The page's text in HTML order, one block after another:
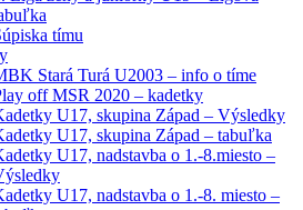
tímu
Stará Turá U2003 – info o tíme
off MSR 2020 – kadetky
U17, skupina Západ – Výsledky
U17, skupina Západ – tabuľka
U17, nadstavba o 1.-8.miesto –
U17, nadstavba o 1.-8. miesto –